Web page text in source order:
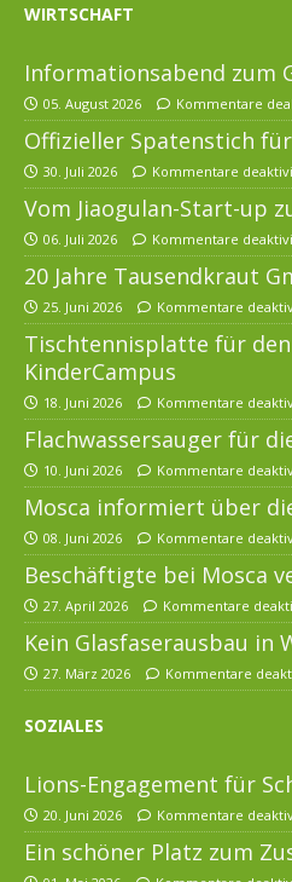
WIRTSCHAFT
Informationsabend zum
05. August 2026 Kommentare
Offizieller Spatenstich
30. Juli 2026 Kommentare
Vom Jiaogulan-Start-up
06. Juli 2026 Kommentare
20 Jahre Tausendkraut
25. Juni 2026 Kommentare
Tischtennisplatte für
KinderCampus
18. Juni 2026 Kommentare
Flachwassersauger für
10. Juni 2026 Kommentare
Mosca informiert über
08. Juni 2026 Kommentare
Beschäftigte bei Mosca
27. April 2026 Kommentare
Kein Glasfaserausbau in
27. März 2026 Kommentare
SOZIALES
Lions-Engagement für
20. Juni 2026 Kommentare
Ein schöner Platz zum